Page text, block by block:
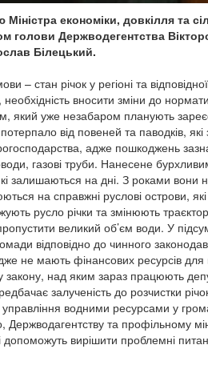
Міністра економіки, довкілля та
голови Держводегентства
Білецький.
– стан річок у регіоні та
вносити зміни до
який уже незабаром планують
від повеней та паводків,
адже пошкоджень
газові труби. Нанесене
залишаються на дні. З роками вони
на справжні руслові острови,
русло річки та змінюють
великий об’єм води. У
відповідно до чинного
не мають фінансових ресурсів
закону, над яким зараз працюють
залученість до розчистки
водними ресурсами у
та профільному
вирішити проблемні